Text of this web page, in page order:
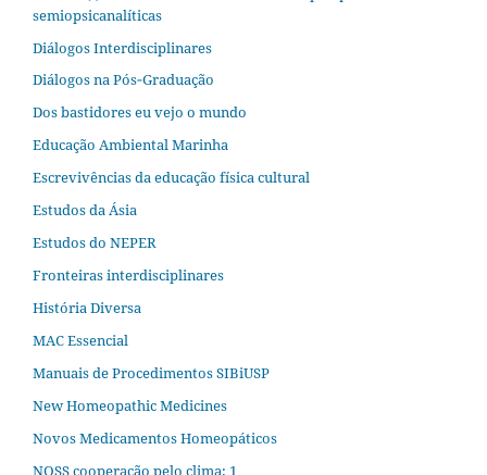
semiopsicanalíticas
Diálogos Interdisciplinares
Diálogos na Pós‐Graduação
Dos bastidores eu vejo o mundo
Educação Ambiental Marinha
Escrevivências da educação física cultural
Estudos da Ásia​
Estudos do NEPER
Fronteiras interdisciplinares
História Diversa
MAC Essencial
Manuais de Procedimentos SIBiUSP
New Homeopathic Medicines
Novos Medicamentos Homeopáticos
NOSS cooperação pelo clima; 1